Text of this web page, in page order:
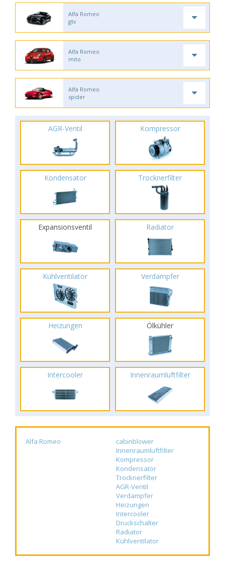
Alfa Romeo
gtv
Alfa Romeo
mito
Alfa Romeo
spider
AGR-Ventil Kompressor
Kondensator Trocknerfilter
Expansionsventil Radiator
Kühlventilator Verdampfer
Heizungen Ölkühler
Intercooler Innenraumluftfilter
Alfa Romeo
cabinblower
Innenraumluftfilter
Kompressor
Kondensator
Trocknerfilter
AGR-Ventil
Verdampfer
Heizungen
Intercooler
Druckschalter
Radiator
Kühlventilator